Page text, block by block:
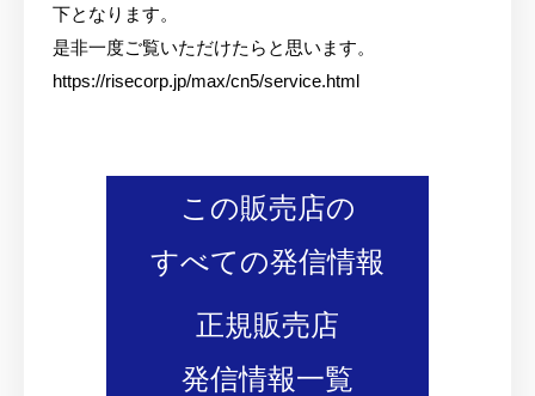
下となります。
是非一度ご覧いただけたらと思います。
https://risecorp.jp/max/cn5/service.html
この販売店の
すべての発信情報
正規販売店
発信情報一覧